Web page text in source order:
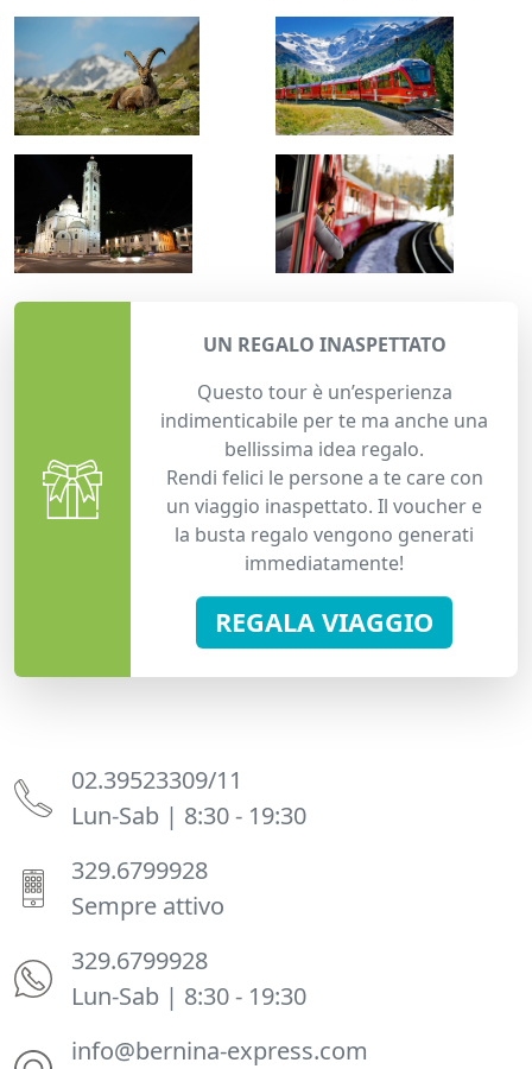
UN REGALO INASPETTATO
Questo tour è un’esperienza
indimenticabile per te ma anche una
bellissima idea regalo.
Rendi felici le persone a te care con
un viaggio inaspettato. Il voucher e
la busta regalo vengono generati
immediatamente!
REGALA VIAGGIO
02.39523309/11
Lun-Sab | 8:30 - 19:30
329.6799928
Sempre attivo
329.6799928
Lun-Sab | 8:30 - 19:30
info@bernina-express.com